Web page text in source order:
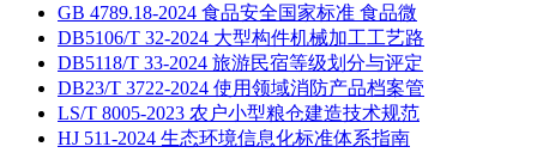
GB 4789.18-2024 食品安全国家标准 食品微
DB5106/T 32-2024 大型构件机械加工工艺路
DB5118/T 33-2024 旅游民宿等级划分与评定
DB23/T 3722-2024 使用领域消防产品档案管
LS/T 8005-2023 农户小型粮仓建造技术规范
HJ 511-2024 生态环境信息化标准体系指南